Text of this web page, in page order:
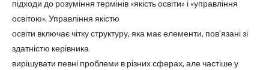
підходи до розуміння термінів «якість освіти» і «управління
освітою». Управління якістю
освіти включає чітку структуру, яка має елементи, пов’язані зі
здатністю керівника
вирішувати певні проблеми в різних сферах, але частіше у